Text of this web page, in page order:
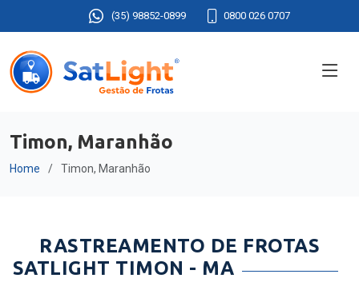
(35) 98852-0899 0800 026 0707
Timon, Maranhão
Home Timon, Maranhão
RASTREAMENTO DE FROTAS
SATLIGHT TIMON - MA